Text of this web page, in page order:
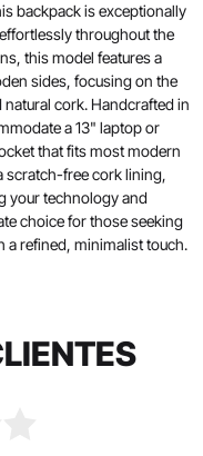
backpack is exceptionally
throughout the
this model features a
sides, focusing on the
cork. Handcrafted in
a 13" laptop or
that fits most modern
scratch-free cork lining,
your technology and
choice for those seeking
a refined, minimalist touch.